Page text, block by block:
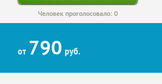
Человек проголосовало: 0
от 790 руб.